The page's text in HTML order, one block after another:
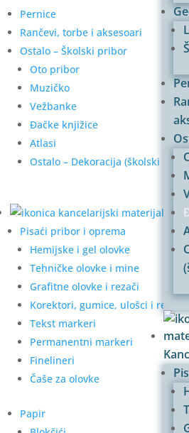
Pernice
Rančevi, torbe i aksesoari
Ostalo – Školski pribor
Oto pribor
Muzičko
Vežbanke
Đačke knjižice
Atlasi
Ostalo – Dekoracija (školski
Pisaći pribor i oprema
Hemijske i gel olovke
Tehničke olovke i mine
Grafitne olovke i rezači
Korektori, gumice, ulošci i refili
Tekst markeri
Permanentni markeri
Finelineri
Čaše za olovke
Papir